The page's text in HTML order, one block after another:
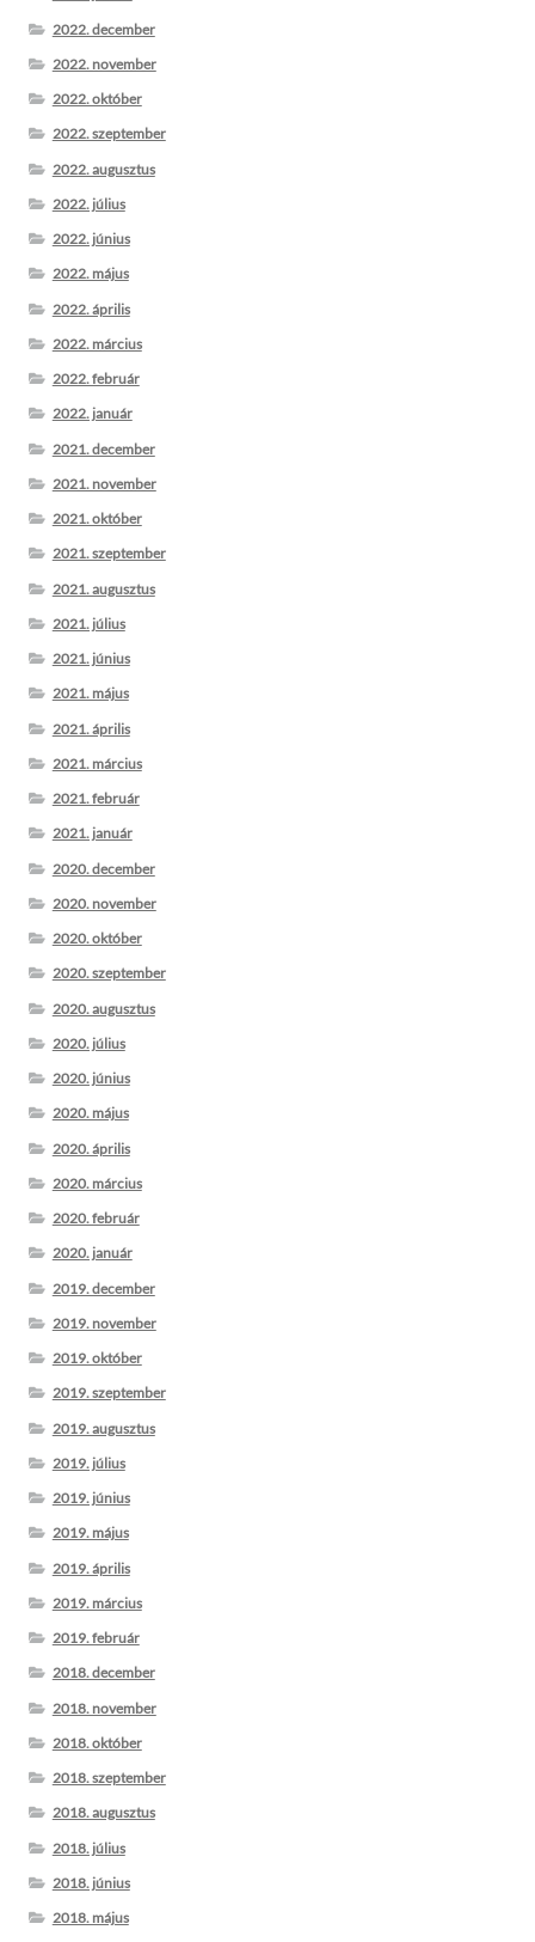
2022. december
2022. november
2022. október
2022. szeptember
2022. augusztus
2022. július
2022. június
2022. május
2022. április
2022. március
2022. február
2022. január
2021. december
2021. november
2021. október
2021. szeptember
2021. augusztus
2021. július
2021. június
2021. május
2021. április
2021. március
2021. február
2021. január
2020. december
2020. november
2020. október
2020. szeptember
2020. augusztus
2020. július
2020. június
2020. május
2020. április
2020. március
2020. február
2020. január
2019. december
2019. november
2019. október
2019. szeptember
2019. augusztus
2019. július
2019. június
2019. május
2019. április
2019. március
2019. február
2018. december
2018. november
2018. október
2018. szeptember
2018. augusztus
2018. július
2018. június
2018. május